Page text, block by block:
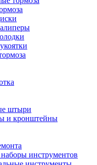
штыри
и кронштейны
инструментов